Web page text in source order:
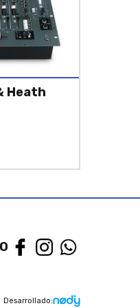
Heath
Desarrollado: